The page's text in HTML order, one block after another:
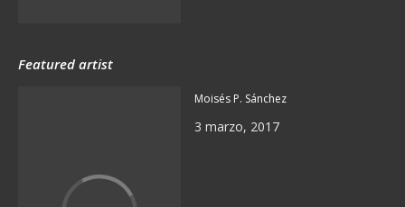
Featured artist
Moisés P. Sánchez
3 marzo, 2017